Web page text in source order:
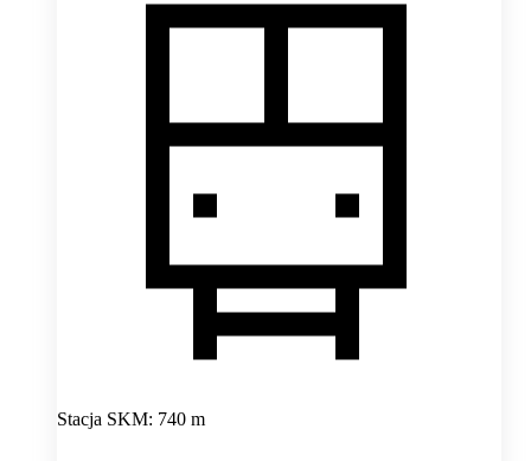
Stacja SKM: 740 m